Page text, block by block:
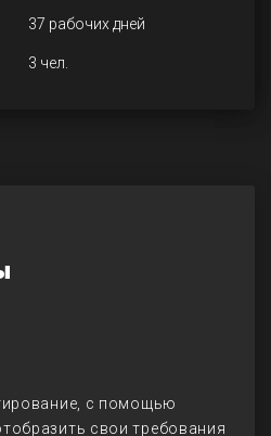
37 рабочих дней
3 чел.
с помощью
свои требования